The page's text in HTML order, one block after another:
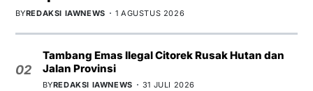
BYREDAKSI IAWNEWS 1 AGUSTUS 2026
02
Tambang Emas Ilegal Citorek Rusak Hutan dan
Jalan Provinsi
BYREDAKSI IAWNEWS 31 JULI 2026